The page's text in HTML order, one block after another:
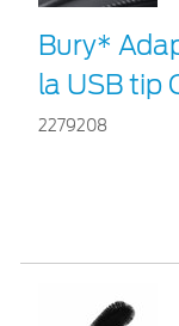
Bury*
la USB tip
2279208